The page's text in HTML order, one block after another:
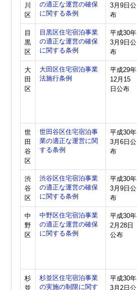
川
区
の適正な運営の確保
に関する条例
3月9日公
布
目
黒
区
目黒区住宅宿泊事業
の適正な運営の確保
に関する条例
平成30年
3月9日公
布
大
田
区
大田区住宅宿泊事業
法施行条例
平成29年
12月15
日公布
世
田
谷
区
世田谷区住宅宿泊事
業の適正な運営に関
する条例
平成30年
3月6日公
布
渋
谷
区
渋谷区住宅宿泊事業
の適正な運営の確保
に関する条例
平成30年
3月9日公
布
中
野
区
中野区住宅宿泊事業
の適正な運営の確保
に関する条例
平成30年
2月28日
公布
杉
並
杉並区住宅宿泊事業
の実施の制限に関す
平成30年
3月2日公